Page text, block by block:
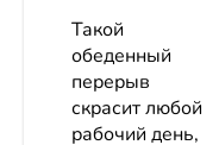
Такой
обеденный
перерыв
скрасит любой
рабочий день,